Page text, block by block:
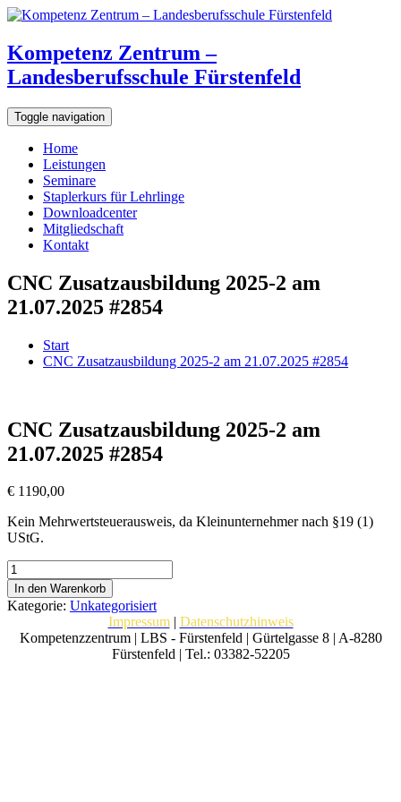
Kompetenz Zentrum –
Landesberufsschule Fürstenfeld
Toggle navigation
Home
Leistungen
Seminare
Staplerkurs für Lehrlinge
Downloadcenter
Mitgliedschaft
Kontakt
CNC Zusatzausbildung 2025-2 am
21.07.2025 #2854
Start
CNC Zusatzausbildung 2025-2 am 21.07.2025 #2854
CNC Zusatzausbildung 2025-2 am
21.07.2025 #2854
€ 1190,00
Kein Mehrwertsteuerausweis, da Kleinunternehmer nach §19 (1)
UStG.
CNC
Zusatzausbildung
2025-
2
am
21.07.2025
In den Warenkorb
Kategorie: Unkategorisiert
Impressum| Datenschutzhinweis
Kompetenzzentrum | LBS - Fürstenfeld | Gürtelgasse 8 | A-8280
Fürstenfeld | Tel.: 03382-52205